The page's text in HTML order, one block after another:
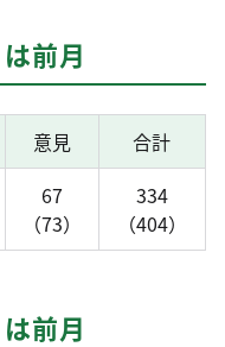
前月
意見
合計
67
（73）
334
（404）
前月